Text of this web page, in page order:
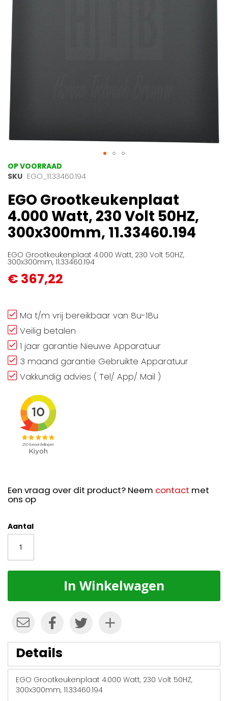
gallerij
Ga
naar
begin
van
de
afbeeldingen-
gallerij
OP VOORRAAD
SKU EGO_11.33460.194
EGO Grootkeukenplaat
4.000 Watt, 230 Volt 50HZ,
300x300mm, 11.33460.194
EGO Grootkeukenplaat 4.000 Watt, 230 Volt 50HZ,
300x300mm, 11.33460.194
€ 367,22
Ma t/m vrij bereikbaar van 8u-18u
Veilig betalen
1 jaar garantie Nieuwe Apparatuur
3 maand garantie Gebruikte Apparatuur
Vakkundig advies ( Tel/ App/ Mail )
Een vraag over dit product? Neem contact met
ons op
Aantal
In Winkelwagen
Details
EGO Grootkeukenplaat 4.000 Watt, 230 Volt 50HZ,
300x300mm, 11.33460.194